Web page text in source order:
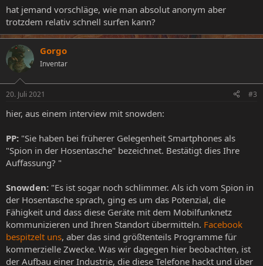
hat jemand vorschläge, wie man absolut anonym aber
trotzdem relativ schnell surfen kann?
Gorgo
Inventar
20. Juli 2021 #3
hier, aus einem interview mit snowden:
PP: "Sie haben bei früherer Gelegenheit Smartphones als
"Spion in der Hosentasche" bezeichnet. Bestätigt dies Ihre
Auffassung? "
Snowden: "Es ist sogar noch schlimmer. Als ich vom Spion in
der Hosentasche sprach, ging es um das Potenzial, die
Fähigkeit und dass diese Geräte mit dem Mobilfunknetz
kommunizieren und Ihren Standort übermitteln. Facebook
bespitzelt uns, aber das sind größtenteils Programme für
kommerzielle Zwecke. Was wir dagegen hier beobachten, ist
der Aufbau einer Industrie, die diese Telefone hackt und über